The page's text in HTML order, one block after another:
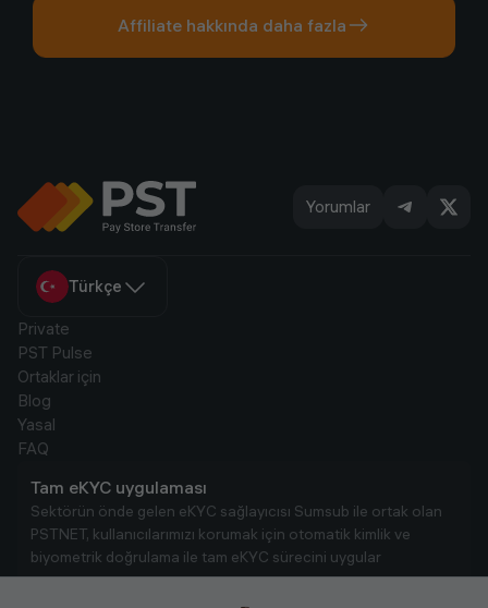
Affiliate hakkında daha fazla
Yorumlar
Türkçe
Private
PST Pulse
Ortaklar için
Blog
Yasal
FAQ
Tam eKYC uygulaması
Sektörün önde gelen eKYC sağlayıcısı Sumsub ile ortak olan
PSTNET, kullanıcılarımızı korumak için otomatik kimlik ve
biyometrik doğrulama ile tam eKYC sürecini uygular